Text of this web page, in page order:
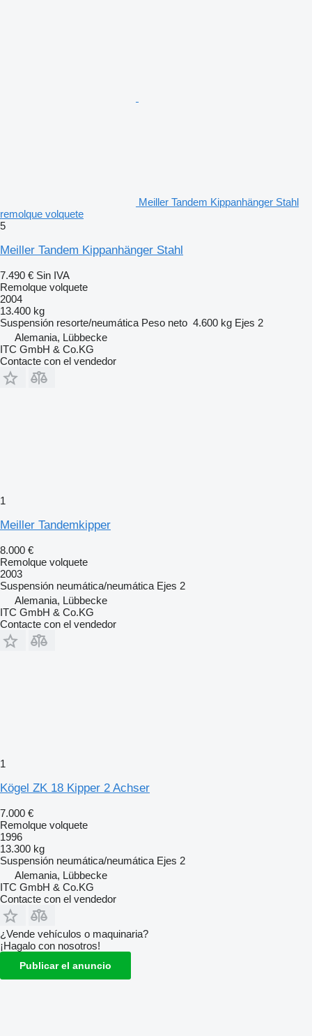
Meiller Tandem Kippanhänger Stahl
remolque volquete
5
Meiller Tandem Kippanhänger Stahl
7.490 € Sin IVA
Remolque volquete
2004
13.400 kg
Suspensión resorte/neumática Peso neto 4.600 kg Ejes 2
Alemania, Lübbecke
ITC GmbH & Co.KG
Contacte con el vendedor
1
Meiller Tandemkipper
8.000 €
Remolque volquete
2003
Suspensión neumática/neumática Ejes 2
Alemania, Lübbecke
ITC GmbH & Co.KG
Contacte con el vendedor
1
Kögel ZK 18 Kipper 2 Achser
7.000 €
Remolque volquete
1996
13.300 kg
Suspensión neumática/neumática Ejes 2
Alemania, Lübbecke
ITC GmbH & Co.KG
Contacte con el vendedor
¿Vende vehículos o maquinaria?
¡Hagalo con nosotros!
Publicar el anuncio